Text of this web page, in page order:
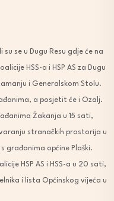
se u Dugu Resu gdje će na
HSS-a i HSP AS za Dugu
i Generalskom Stolu.
a posjetit će i Ozalj.
Žakanja u 15 sati,
stranačkih prostorija u
građanima općine Plaški.
HSP AS i HSS-a u 20 sati,
i lista Općinskog vijeća u